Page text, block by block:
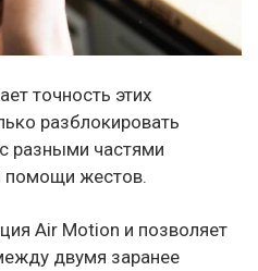
точность этих
разблокировать
разными частями
помощи жестов.
Air Motion и позволяет
двумя заранее